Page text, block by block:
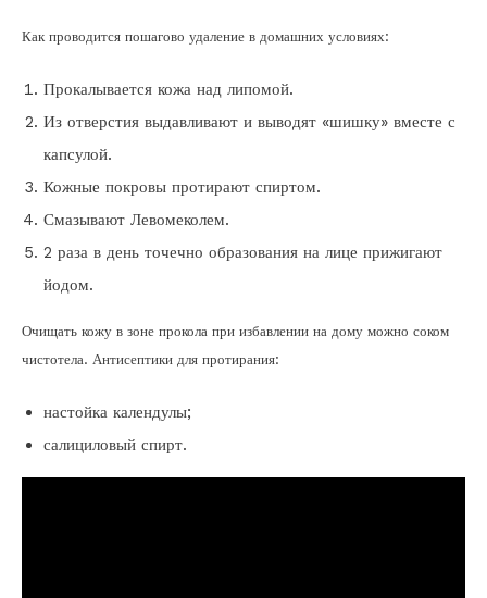
Как проводится пошагово удаление в домашних условиях:
Прокалывается кожа над липомой.
Из отверстия выдавливают и выводят «шишку» вместе с
капсулой.
Кожные покровы протирают спиртом.
Смазывают Левомеколем.
2 раза в день точечно образования на лице прижигают
йодом.
Очищать кожу в зоне прокола при избавлении на дому можно соком
чистотела. Антисептики для протирания:
настойка календулы;
салициловый спирт.